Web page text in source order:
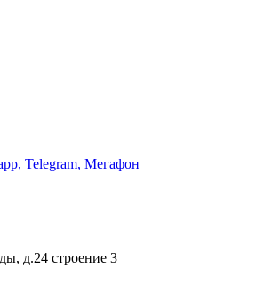
Telegram, Мегафон
д.24 строение 3